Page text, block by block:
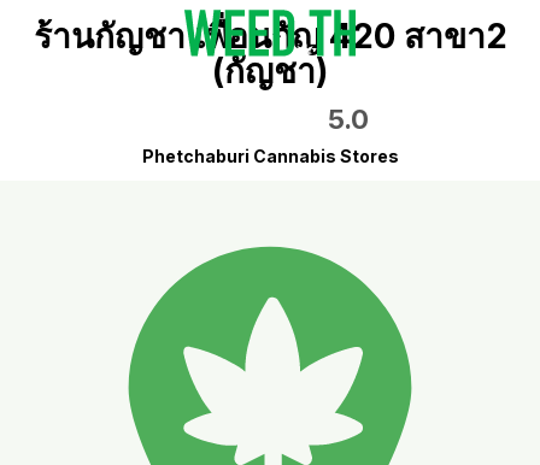
ร้านกัญชา เพื่อนกัญ 420 สาขา2
(กัญชา)
5.0
Phetchaburi Cannabis Stores